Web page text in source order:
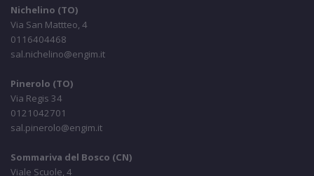
Nichelino (TO)
Via San Mattteo, 4
0116404468
sal.nichelino@engim.it
Pinerolo (TO)
Via Regis 34
0121042701
sal.pinerolo@engim.it
Sommariva del Bosco (CN)
Viale Scuole, 4